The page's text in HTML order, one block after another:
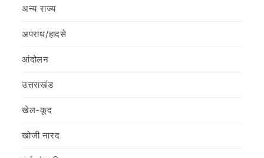
अन्य राज्य
अपराध/हादसे
आंदोलन
उत्तराखंड
खेल-कूद
खोजी नारद